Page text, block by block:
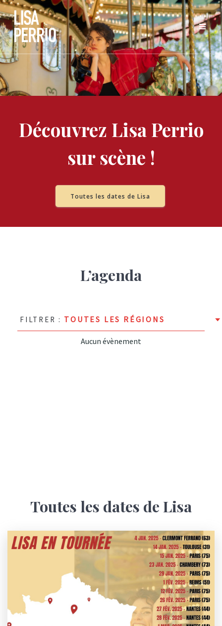
Skip
to
content
Découvrez Lisa Perrio
sur scène !
Toutes les dates de Lisa
L’agenda
FILTRER :
Aucun évènement
Toutes les dates de Lisa